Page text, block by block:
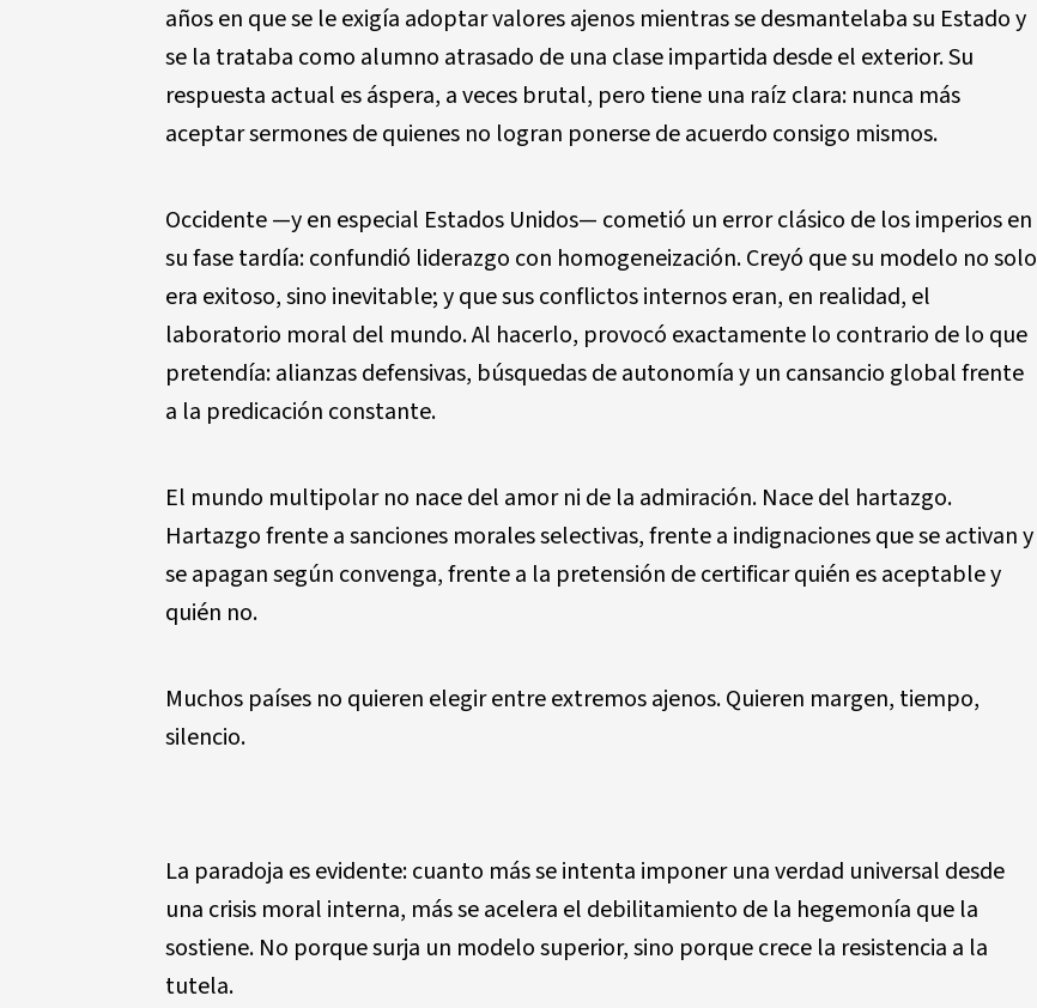
años en que se le exigía adoptar valores ajenos mientras se desmantelaba su Estado y
se la trataba como alumno atrasado de una clase impartida desde el exterior. Su
respuesta actual esáspera, a veces brutal, pero tiene una raíz clara: nunca más
aceptar sermones de quienes no logran ponerse de acuerdo consigo mismos.
Occidente—y en especial Estados Unidos— cometió un error clásico de los imperios en
su fase tardía: confundió liderazgo con homogeneización. Creyó que su modelo no solo
era exitoso, sino inevitable; y que sus conflictos internos eran, en realidad, el
laboratorio moral del mundo. Al hacerlo, provocó exactamente lo contrario de lo que
pretendía: alianzas defensivas, búsquedas de autonomía y un cansancio global frente
a la predicación constante.
El mundo multipolar no nace del amor ni de la admiración. Nace del hartazgo.
Hartazgo frente a sanciones morales selectivas, frente a indignaciones que se activan y
se apagan según convenga, frente a la pretensión de certificar quién es aceptable y
quién no.
Muchos países no quieren elegir entre extremos ajenos. Quieren margen, tiempo,
silencio.
La paradoja es evidente: cuanto más se intenta imponer una verdad universal desde
una crisis moral interna, más se acelera el debilitamiento de la hegemonía que la
sostiene. No porque surja un modelo superior, sino porque crece la resistencia a la
tutela.